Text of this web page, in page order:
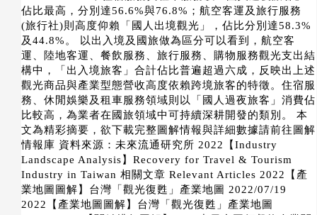
佔比最高，分別達56.6%與76.8%；航空客運及旅行服務
(旅行社)則高度仰賴「國人出境觀光」，佔比分別達58.3%
及44.8%。 以出入境及國旅做為區分可以看到，航空客
運、陸地客運、餐飲服務、旅行服務、購物服務觀光支出結
構中，「出入境旅客」合計佔比普遍超過六成，反映出上述
觀光商品與產業型態營收高度依賴跨境旅客的特徵。住宿服
務、休閒娛樂及租車服務領域則以「國人過夜旅客」消費佔
比較高，為業者在國旅領域中可持續深耕開發的類別。 本
文為精彩摘要，欲下載完整圖解情報與詳細數據請前往圖解
情報庫 資料來源：未來流通研究所 2022【Industry
Landscape Analysis】Recovery for Travel & Tourism
Industry in Taiwan 相關文章 Relevant Articles 2022【產
業地圖圖解】台灣「觀光復甦」產業地圖 2022/07/19
2022【產業地圖圖解】台灣「觀光復甦」產業地圖